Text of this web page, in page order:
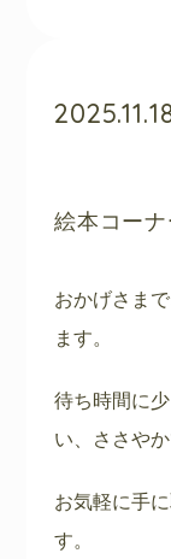
絵本コー
おかげさま
ます。
待ち時間に
い、ささや
お気軽に手
す。